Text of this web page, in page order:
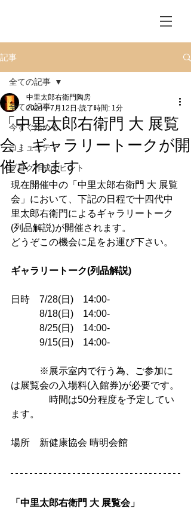
記事
全ての記事
今すぐ始める
コミュニティ
ブログ作成のヒント
全ての記事
「中里太郎右衛門 大 展覧
会」ギャラリートークが開
催されます
中里太郎右衛門陶房
2024年7月12日 読了時間: 1分
現在開催中の「中里太郎右衛門 大 展覧
会」において、下記の日程で十四代中
里太郎右衛門によるギャラリートーク
(列品解説)が開催されます。
どうぞこの機会に足をお運び下さい。
ギャラリートーク(列品解説)
日時　7/28(日)　14:00-
8/18(日)　14:00-
8/25(日)　14:00-
9/15(日)　14:00-
※展示室内で行う為、ご参加に
は展覧会の入場料(入館券)が必要です。
時間は50分程度を予定してい
ます。
場所　新健康協会 晴明会館
「中里太郎右衛門 大 展覧会」